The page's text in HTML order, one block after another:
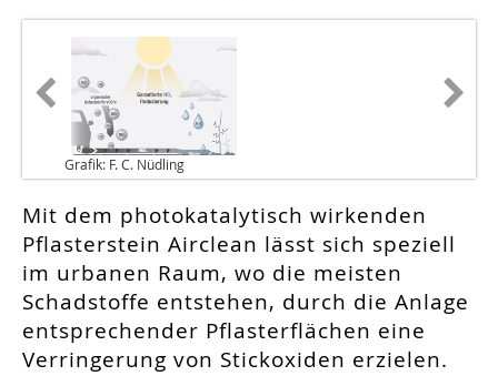
Grafik: F. C. Nüdling
Mit dem photokatalytisch wirkenden
Pflasterstein Airclean lässt sich speziell
im urbanen Raum, wo die meisten
Schadstoffe entstehen, durch die Anlage
entsprechender Pflasterflächen eine
Verringerung von Stickoxiden erzielen.